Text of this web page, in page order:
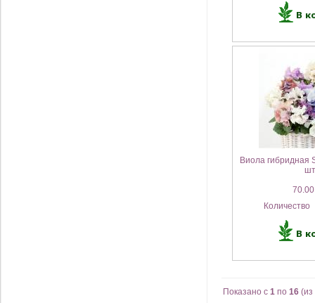
Виола гибридная
шт
Количество
Показано с 1 по 16 (из